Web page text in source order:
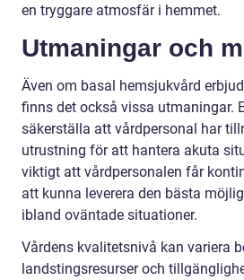
en tryggare atmosfär i hemmet.
Utmaningar och
Även om basal hemsjukvård
finns det också vissa utmaningar.
säkerställa att vårdpersonal har
utrustning för att hantera akuta
viktigt att vårdpersonalen får
att kunna leverera den bästa
ibland oväntade situationer.
Vårdens kvalitetsnivå kan variera
landstingsresurser och